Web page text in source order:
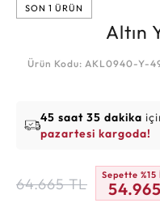
SON 1 ÜRÜN
Altın
Ürün Kodu: AKL0940-Y-
45 saat 35 dakika
pazartesi kargoda!
64.665 TL
Sepette
54.965